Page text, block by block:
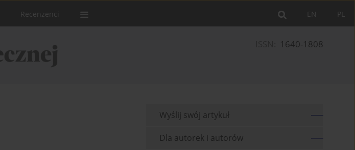
PL
EN
Recenzenci
1640-1808
Wyślij swój artykuł
Dla autorek i autorów